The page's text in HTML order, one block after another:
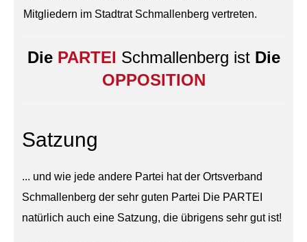
Mitgliedern im Stadtrat Schmallenberg vertreten.
Die PARTEI Schmallenberg ist Die
OPPOSITION
Satzung
... und wie jede andere Partei hat der Ortsverband
Schmallenberg der sehr guten Partei Die PARTEI
natürlich auch eine Satzung, die übrigens sehr gut ist!